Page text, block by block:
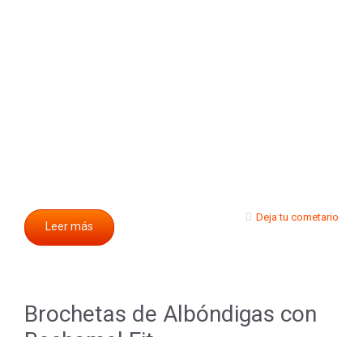
Leer más
Deja tu cometario
Brochetas de Albóndigas con